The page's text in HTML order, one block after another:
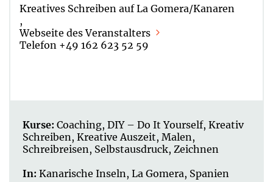
Kreatives Schreiben auf La Gomera/Kanaren
,
Webseite des Veranstalters
Telefon +49 162 623 52 59
Kurse: Coaching, DIY – Do It Yourself, Kreativ
Schreiben, Kreative Auszeit, Malen,
Schreibreisen, Selbstausdruck, Zeichnen
In: Kanarische Inseln, La Gomera, Spanien